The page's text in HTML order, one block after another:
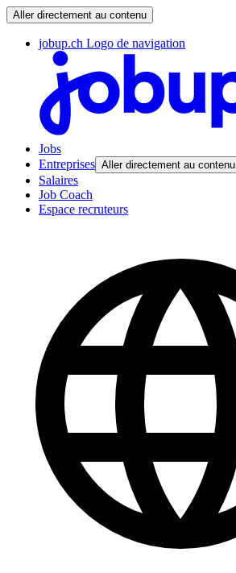
Aller directement au contenu
jobup.ch Logo de navigation
Jobs
Entreprises Aller directement au contenu
Salaires
Job Coach
Espace recruteurs